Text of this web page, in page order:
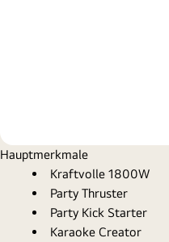
Hauptmerkmale
Kraftvolle 1800W
Party Thruster
Party Kick Starter
Karaoke Creator